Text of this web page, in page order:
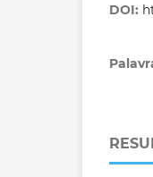
DOI: